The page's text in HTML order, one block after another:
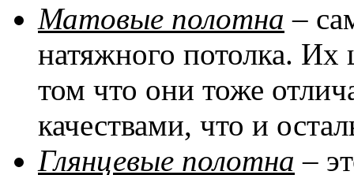
Матовые полотна –
натяжного потолка. Их
том что они тоже
качествами, что и
Глянцевые полотна –